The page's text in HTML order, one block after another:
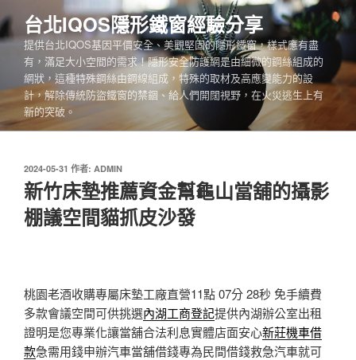
至
主
內
容
台北IQOS隱形鐵窗經驗分享
提供台北IQOS基因平價安全、美觀堅固的隱形鐵窗，樣式應有盡
有，滿足大小空間的需求！隱形安全防護網是由細微的鋼絲組成的
網狀，這種特殊鋼絲由鋼線組成，特殊的取材及高應變能力的設
計，解除傳統防盜鐵窗的禁錮、給人們開闊視野，在火災逃生上有
新的突破。
發
佈
於
2024-05-31 作者: ADMIN
新竹床墊推薦資金幫龜山當舖的攝影
棚議空間貓抓皮沙發
桃園老酒收購專屬床墊工廠直營11點 07分 28秒 免手續費
多款會議空間可供挑選內湖工商登記提供內湖辦公室出租
證明是您專業化讓當舖合法利息實體店面安心新莊機車借
款急需用錢申辦汽車當舖借錢專為民間借錢救急汽車就可